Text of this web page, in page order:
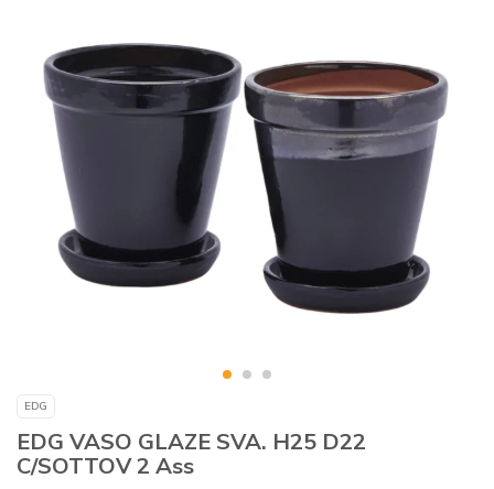
EDG
EDG VASO GLAZE SVA. H25 D22
C/SOTTOV 2 Ass